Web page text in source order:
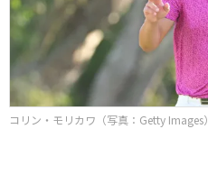
コリン・モリカワ（写真：Getty Images）